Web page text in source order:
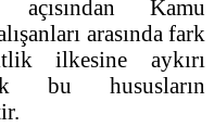
açısından Kamu
arasında fark
ilkesine aykırı
bu hususların